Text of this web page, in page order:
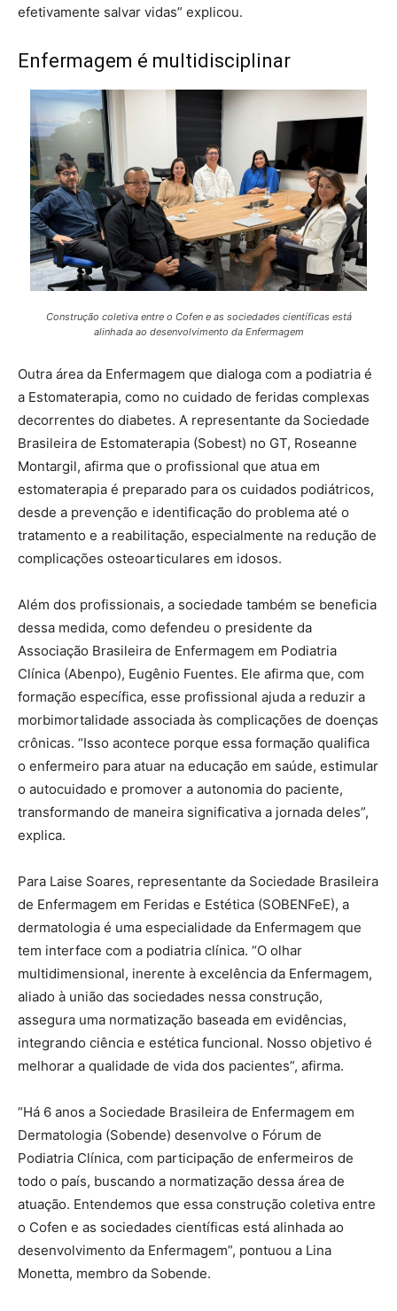
efetivamente salvar vidas” explicou.
Enfermagem é multidisciplinar
Construção coletiva entre o Cofen e as sociedades científicas está
alinhada ao desenvolvimento da Enfermagem
Outra área da Enfermagem que dialoga com a podiatria é
a Estomaterapia, como no cuidado de feridas complexas
decorrentes do diabetes. A representante da Sociedade
Brasileira de Estomaterapia (Sobest) no GT, Roseanne
Montargil, afirma que o profissional que atua em
estomaterapia é preparado para os cuidados podiátricos,
desde a prevenção e identificação do problema até o
tratamento e a reabilitação, especialmente na redução de
complicações osteoarticulares em idosos.
Além dos profissionais, a sociedade também se beneficia
dessa medida, como defendeu o presidente da
Associação Brasileira de Enfermagem em Podiatria
Clínica (Abenpo), Eugênio Fuentes. Ele afirma que, com
formação específica, esse profissional ajuda a reduzir a
morbimortalidade associada às complicações de doenças
crônicas. “Isso acontece porque essa formação qualifica
o enfermeiro para atuar na educação em saúde, estimular
o autocuidado e promover a autonomia do paciente,
transformando de maneira significativa a jornada deles”,
explica.
Para Laise Soares, representante da Sociedade Brasileira
de Enfermagem em Feridas e Estética (SOBENFeE), a
dermatologia é uma especialidade da Enfermagem que
tem interface com a podiatria clínica. “O olhar
multidimensional, inerente à excelência da Enfermagem,
aliado à união das sociedades nessa construção,
assegura uma normatização baseada em evidências,
integrando ciência e estética funcional. Nosso objetivo é
melhorar a qualidade de vida dos pacientes”, afirma.
“Há 6 anos a Sociedade Brasileira de Enfermagem em
Dermatologia (Sobende) desenvolve o Fórum de
Podiatria Clínica, com participação de enfermeiros de
todo o país, buscando a normatização dessa área de
atuação. Entendemos que essa construção coletiva entre
o Cofen e as sociedades científicas está alinhada ao
desenvolvimento da Enfermagem”, pontuou a Lina
Monetta, membro da Sobende.